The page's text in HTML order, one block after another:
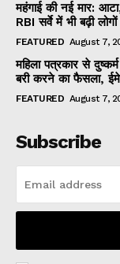
महंगाई की नई मार:
RBI सर्वे में भी बढ़ी लोगों
FEATURED August 7,
महिला पत्रकार से
बरी करने का फैसला,
FEATURED August 7,
Subscribe